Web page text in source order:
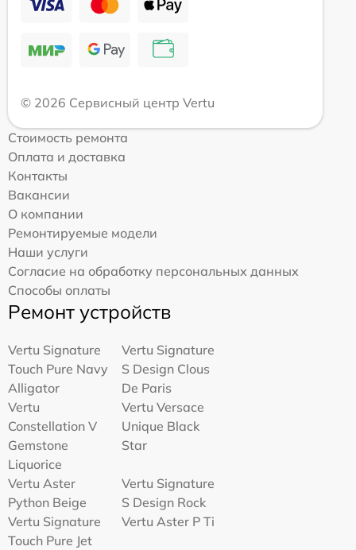
© 2026 Сервисный центр Vertu
Стоимость ремонта
Оплата и доставка
Контакты
Вакансии
О компании
Ремонтируемые модели
Наши услуги
Согласие на обработку персональных данных
Способы оплаты
Ремонт устройств
Vertu Signature
Touch Pure Navy
Alligator
Vertu Signature
S Design Clous
De Paris
Vertu
Constellation V
Gemstone
Liquorice
Vertu Versace
Unique Black
Star
Vertu Aster
Python Beige
Vertu Signature
S Design Rock
Vertu Signature
Touch Pure Jet
Vertu Aster P Ti